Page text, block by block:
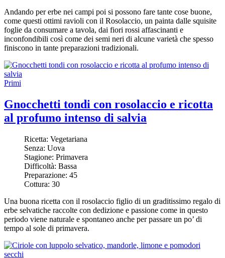
Andando per erbe nei campi poi si possono fare tante cose buone,
come questi ottimi ravioli con il Rosolaccio, un painta dalle squisite
foglie da consumare a tavola, dai fiori rossi affascinanti e
inconfondibili così come dei semi neri di alcune varietà che spesso
finiscono in tante preparazioni tradizionali.
Primi
Gnocchetti tondi con rosolaccio e ricotta
al profumo intenso di salvia
Ricetta: Vegetariana
Senza: Uova
Stagione: Primavera
Difficoltà: Bassa
Preparazione: 45
Cottura: 30
Una buona ricetta con il rosolaccio figlio di un graditissimo regalo di
erbe selvatiche raccolte con dedizione e passione come in questo
periodo viene naturale e spontaneo anche per passare un po’ di
tempo al sole di primavera.